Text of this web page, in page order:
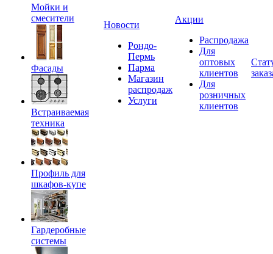
Мойки и
смесители
Фасады
Встраиваемая
техника
Профиль для
шкафов-купе
Гардеробные
системы
Новости
Рондо-
Пермь
Парма
Магазин
распродаж
Услуги
Акции
Распродажа
Для
оптовых
клиентов
Для
розничных
клиентов